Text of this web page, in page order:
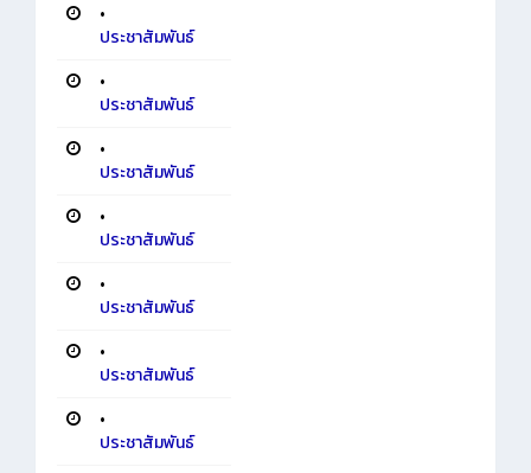
•
ประชาสัมพันธ์
•
ประชาสัมพันธ์
•
ประชาสัมพันธ์
•
ประชาสัมพันธ์
•
ประชาสัมพันธ์
•
ประชาสัมพันธ์
•
ประชาสัมพันธ์